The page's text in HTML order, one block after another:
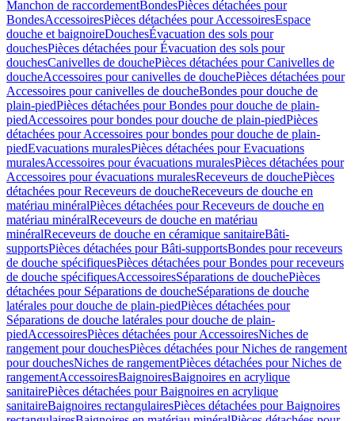
Manchon de raccordementBondesPièces détachées pour
BondesAccessoiresPièces détachées pour AccessoiresEspace
douche et baignoireDouchesÉvacuation des sols pour
douchesPièces détachées pour Évacuation des sols pour
douchesCanivelles de douchePièces détachées pour Canivelles de
doucheAccessoires pour canivelles de douchePièces détachées pour
Accessoires pour canivelles de doucheBondes pour douche de
plain-piedPièces détachées pour Bondes pour douche de plain-
piedAccessoires pour bondes pour douche de plain-piedPièces
détachées pour Accessoires pour bondes pour douche de plain-
piedEvacuations muralesPièces détachées pour Evacuations
muralesAccessoires pour évacuations muralesPièces détachées pour
Accessoires pour évacuations muralesReceveurs de douchePièces
détachées pour Receveurs de doucheReceveurs de douche en
matériau minéralPièces détachées pour Receveurs de douche en
matériau minéralReceveurs de douche en matériau
minéralReceveurs de douche en céramique sanitaireBâti-
supportsPièces détachées pour Bâti-supportsBondes pour receveurs
de douche spécifiquesPièces détachées pour Bondes pour receveurs
de douche spécifiquesAccessoiresSéparations de douchePièces
détachées pour Séparations de doucheSéparations de douche
latérales pour douche de plain-piedPièces détachées pour
Séparations de douche latérales pour douche de plain-
piedAccessoiresPièces détachées pour AccessoiresNiches de
rangement pour douchesPièces détachées pour Niches de rangement
pour douchesNiches de rangementPièces détachées pour Niches de
rangementAccessoiresBaignoiresBaignoires en acrylique
sanitairePièces détachées pour Baignoires en acrylique
sanitaireBaignoires rectangulairesPièces détachées pour Baignoires